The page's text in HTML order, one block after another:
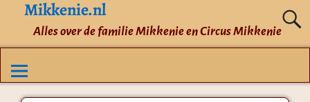
Mikkenie.nl
Alles over de familie Mikkenie en Circus Mikkenie